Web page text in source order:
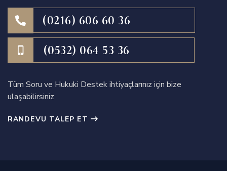
(0216) 606 60 36
(0532) 064 53 36
Tüm Soru ve Hukuki Destek ihtiyaçlarınız için bize
ulaşabilirsiniz
RANDEVU TALEP ET